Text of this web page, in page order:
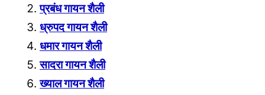
प्रबंध गायन शैली
ध्रुपद गायन शैली
धमार गायन शैली
सादरा गायन शैली
ख्याल गायन शैली